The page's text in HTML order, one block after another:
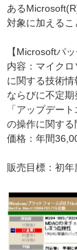
ある
対象に加えるこ
【Microsoftパ
内容：マイク
に関する技術
ならびに不定
「アップデー
の操作に関す
価格：年間
販売目標：初年